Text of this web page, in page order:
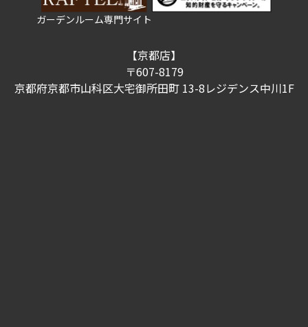
ガーデンルーム専門サイト
【京都店】
〒607-8179
京都府京都市山科区大宅御所田町 13-8レジデンス中川1F